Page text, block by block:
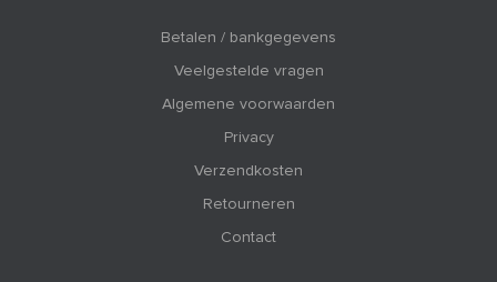
Betalen / bankgegevens
Veelgestelde vragen
Algemene voorwaarden
Privacy
Verzendkosten
Retourneren
Contact